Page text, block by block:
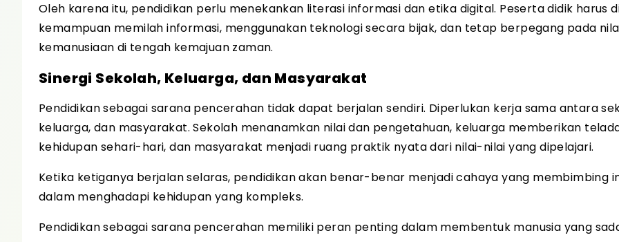
Oleh karena itu, pendidikan perlu menekankan literasi informasi dan etika digital. Peserta didik harus
kemampuan memilah informasi, menggunakan teknologi secara bijak, dan tetap berpegang pada
kemanusiaan di tengah kemajuan zaman.
Sinergi Sekolah, Keluarga, dan Masyarakat
Pendidikan sebagai sarana pencerahan tidak dapat berjalan sendiri. Diperlukan kerja sama antara
keluarga, dan masyarakat. Sekolah menanamkan nilai dan pengetahuan, keluarga memberikan
kehidupan sehari-hari, dan masyarakat menjadi ruang praktik nyata dari nilai-nilai yang dipelajari.
Ketika ketiganya berjalan selaras, pendidikan akan benar-benar menjadi cahaya yang membimbing
dalam menghadapi kehidupan yang kompleks.
Pendidikan sebagai sarana pencerahan memiliki peran penting dalam membentuk manusia yang